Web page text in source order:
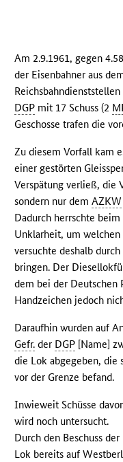
Am 2.9.1961, gegen
der Eisenbahner aus
DGP mit 17 Schuss (2
Geschosse trafen die
Zu diesem Vorfall kam
einer gestörten
Verspätung verließ, die
sondern nur demAZKW
Dadurch herrschte
Unklarheit, um welchen
versuchte deshalb
bringen. Der
dem bei der Deutschen
Handzeichen jedoch
Daraufhin wurden auf
Gefr. der DGP [Name]
die Lok abgegeben,
vor der Grenze befand.
Inwieweit Schüsse
wird noch untersucht.
Durch den Beschuss
Lok bereits auf